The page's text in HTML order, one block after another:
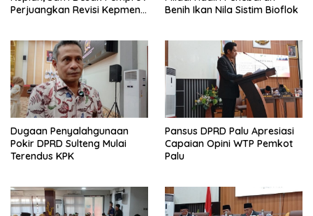
Perjuangkan Revisi Kepmen
Benih Ikan Nila Sistim Bioflok
Dugaan Penyalahgunaan
Pokir DPRD Sulteng Mulai
Terendus KPK
Pansus DPRD Palu Apresiasi
Capaian Opini WTP Pemkot
Palu